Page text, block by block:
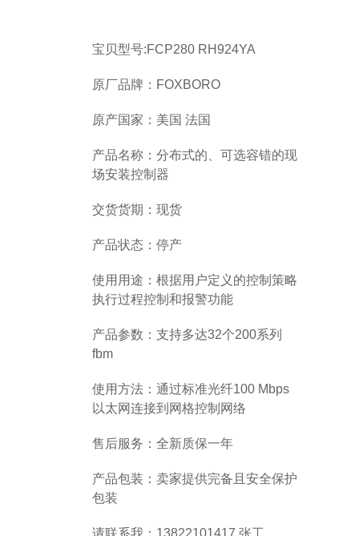
宝贝型号:FCP280 RH924YA
原厂品牌：FOXBORO
原产国家：美国 法国
产品名称：分布式的、可选容错的现
场安装控制器
交货货期：现货
产品状态：停产
使用用途：根据用户定义的控制策略
执行过程控制和报警功能
产品参数：支持多达32个200系列
fbm
使用方法：通过标准光纤100 Mbps
以太网连接到网格控制网络
售后服务：全新质保一年
产品包装：卖家提供完备且安全保护
包装
请联系我：13822101417 张工